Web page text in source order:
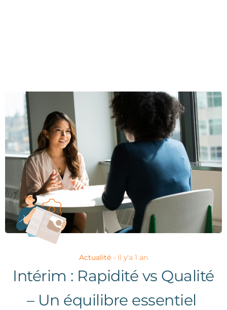
Actualité - Il y'a 1 an
Intérim : Rapidité vs Qualité
– Un équilibre essentiel ​